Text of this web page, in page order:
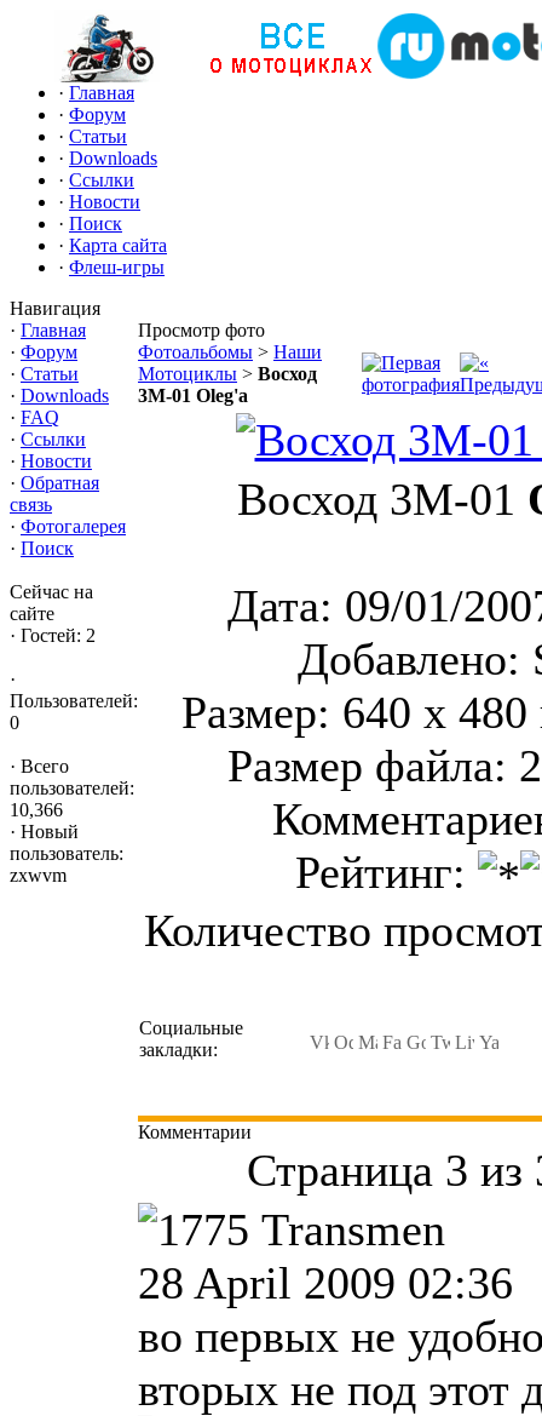
· Главная
· Форум
· Статьи
· Downloads
· Ссылки
· Новости
· Поиск
· Карта сайта
· Флеш-игры
Навигация
· Главная
· Форум
· Статьи
· Downloads
· FAQ
· Ссылки
· Новости
· Обратная
связь
· Фотогалерея
· Поиск
Сейчас на
сайте
· Гостей: 2
·
Пользователей:
0
· Всего
пользователей:
10,366
· Новый
пользователь:
zxwvm
Просмотр фото
Фотоальбомы > Наши
Мотоциклы > Восход
3М-01 Oleg'a
Восход 3М-01
Дата: 09/01/
Добавлено:
Размер: 640 x 480
Размер файла:
Рейтинг:
Количество
Социальные
закладки:
Комментарии
Страница 3
Transmen
28 April 2009 02:36
во первых не
вторых не под этот